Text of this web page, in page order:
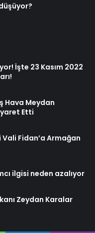
İşte 23 Kasım 2022
Hava Meydan
Etti
Fidan’a Armağan
ilgisi neden azalıyor
Zeydan Karalar